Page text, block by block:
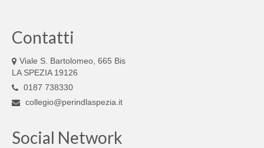
Contatti
Viale S. Bartolomeo, 665 Bis
LA SPEZIA 19126
0187 738330
collegio@perindlaspezia.it
Social Network